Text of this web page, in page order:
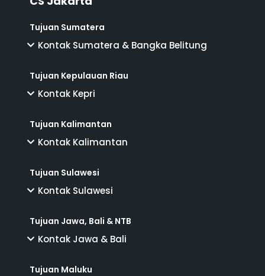
Tujuan Sumatera
Kontak Sumatera & Bangka Belitung
Tujuan Kepulauan Riau
Kontak Kepri
Tujuan Kalimantan
Kontak Kalimantan
Tujuan Sulawesi
Kontak Sulawesi
Tujuan Jawa, Bali & NTB
Kontak Jawa & Bali
Tujuan Maluku